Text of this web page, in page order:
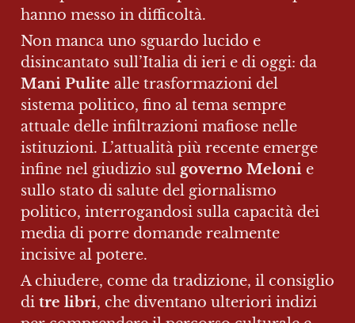
hanno messo in difficoltà.
Non manca uno sguardo lucido e
Mani Pulite alle trasformazioni del
sistema politico, fino al tema sempre
attuale delle infiltrazioni mafiose nelle
istituzioni. L’attualità più recente emerge
infine nel giudizio sul governo Meloni e
sullo stato di salute del giornalismo
politico, interrogandosi sulla capacità dei
media di porre domande realmente
incisive al potere.
A chiudere, come da tradizione, il consiglio
di tre libri, che diventano ulteriori indizi